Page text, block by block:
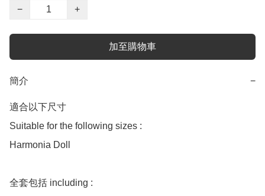
−
+
加至購物車
簡介 −
適合以下尺寸
Suitable for the following sizes :
Harmonia Doll
全套包括 including :